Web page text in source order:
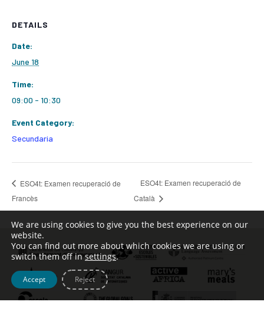
DETAILS
Date:
June 18
Time:
09:00 - 10:30
Event Category:
Secundaria
ESO4t: Examen recuperació de
Francès
ESO4t: Examen recuperació de
Català
We are using cookies to give you the best experience on our
website.
You can find out more about which cookies we are using or
switch them off insettings.
Accept Reject